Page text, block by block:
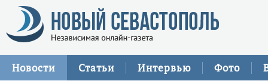
Новости Статьи Интервью Фото